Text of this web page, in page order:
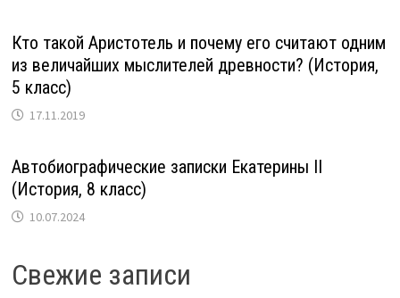
Кто такой Аристотель и почему его считают одним
из величайших мыслителей древности? (История,
5 класс)
17.11.2019
Автобиографические записки Екатерины II
(История, 8 класс)
10.07.2024
Свежие записи